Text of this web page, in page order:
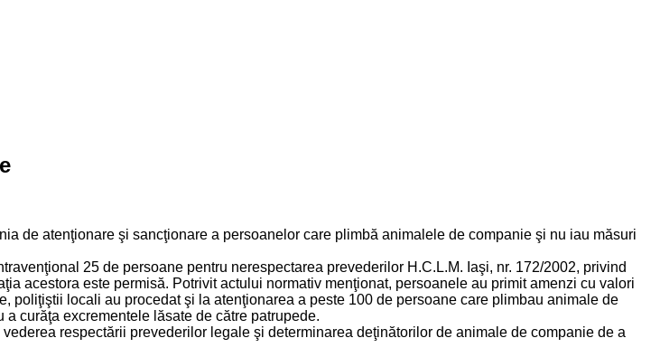
de atenţionare şi sancţionare a persoanelor care plimbă animalele de companie şi nu iau măsuri
25 de persoane pentru nerespectarea prevederilor H.C.L.M. Iaşi, nr. 172/2002, privind
acestora este permisă. Potrivit actului normativ menţionat, persoanele au primit amenzi cu valori
locali au procedat şi la atenţionarea a peste 100 de persoane care plimbau animale de
curăţa excrementele lăsate de către patrupede.
respectării prevederilor legale şi determinarea deţinătorilor de animale de companie de a